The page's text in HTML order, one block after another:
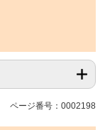
ページ番号：0002198